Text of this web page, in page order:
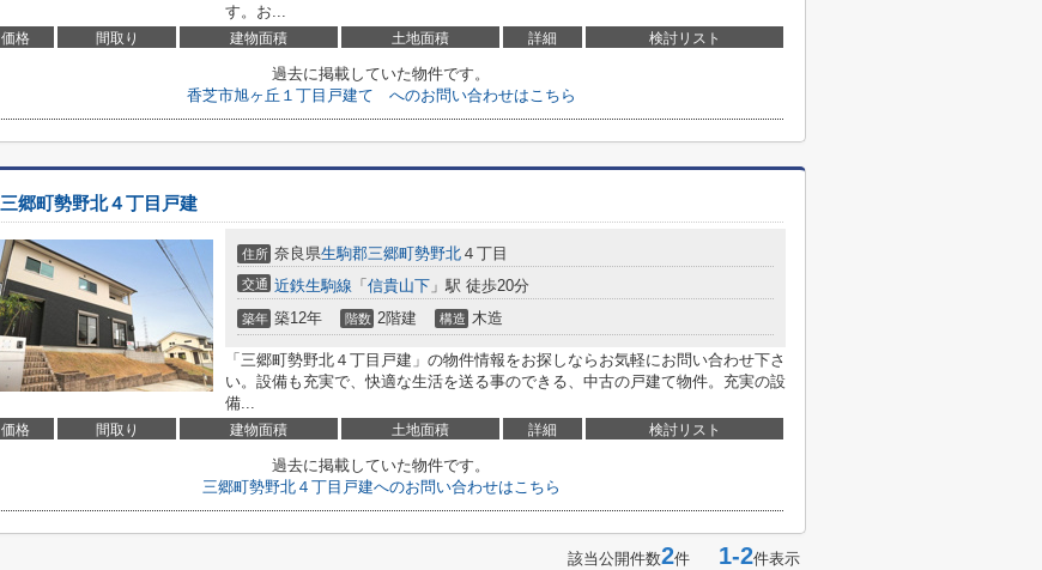
す。お...
価格 間取り 建物面積 土地面積 詳細 検討リスト
過去に掲載していた物件です。
香芝市旭ヶ丘１丁目戸建て へのお問い合わせはこちら
三郷町勢野北４丁目戸建
住所 奈良県生駒郡三郷町勢野北 ４丁目
交通 近鉄生駒線 「 信貴山下 」駅 徒歩20分
築年 築12年 階数 2階建 構造 木造
「三郷町勢野北４丁目戸建」の物件情報をお探しならお気軽にお問い合わせ下さ
い。設備も充実で、快適な生活を送る事のできる、中古の戸建て物件。充実の設
備...
価格 間取り 建物面積 土地面積 詳細 検討リスト
過去に掲載していた物件です。
三郷町勢野北４丁目戸建へのお問い合わせはこちら
該当公開件数2件 1-2件表示